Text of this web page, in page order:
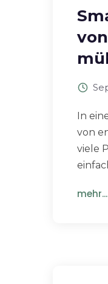
In
von
viele
mehr...